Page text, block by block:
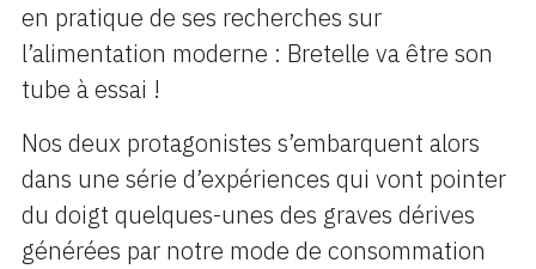
en pratique de ses recherches sur
l’alimentation moderne : Bretelle va être son
tube à essai !
Nos deux protagonistes s’embarquent alors
dans une série d’expériences qui vont pointer
du doigt quelques-unes des graves dérives
générées par notre mode de consommation